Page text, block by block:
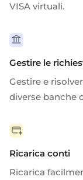
VISA virtuali.
Gestire le
Gestire e
diverse banche
Ricarica conti
Ricarica